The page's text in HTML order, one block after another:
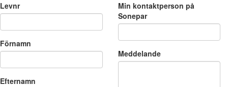
Levnr
Förnamn
Efternamn
Min kontaktperson på
Sonepar
Meddelande